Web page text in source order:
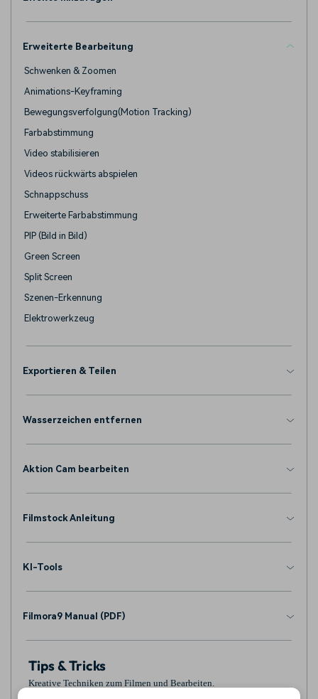
Erweiterte Bearbeitung
Schwenken & Zoomen
Animations-Keyframing
Bewegungsverfolgung(Motion Tracking)
Farbabstimmung
Video stabilisieren
Videos rückwärts abspielen
Schnappschuss
Erweiterte Farbabstimmung
PIP (Bild in Bild)
Green Screen
Split Screen
Szenen-Erkennung
Elektrowerkzeug
Exportieren & Teilen
Wasserzeichen entfernen
Aktion Cam bearbeiten
Filmstock Anleitung
KI-Tools
Filmora9 Manual (PDF)
Tips & Tricks
Kreative Techniken zum Filmen und Bearbeiten.